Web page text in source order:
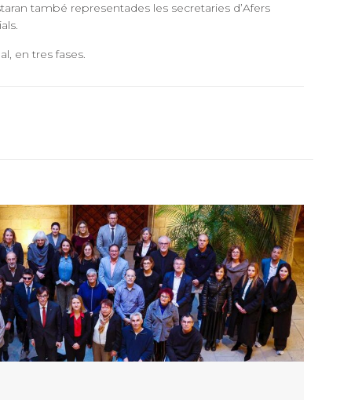
també representades les secretaries d’Afers
en tres fases.